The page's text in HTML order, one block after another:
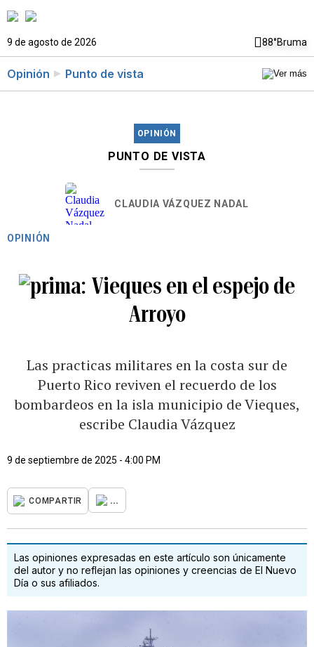
9 de agosto de 2026 88°Bruma
Opinión Punto de vista
OPINIÓN
PUNTO DE VISTA
CLAUDIA VÁZQUEZ NADAL
OPINIÓN
Vieques en el espejo de
Arroyo
Las practicas militares en la costa sur de
Puerto Rico reviven el recuerdo de los
bombardeos en la isla municipio de Vieques,
escribe Claudia Vázquez
9 de septiembre de 2025 - 4:00 PM
COMPARTIR ...
Las opiniones expresadas en este artículo son únicamente
del autor y no reflejan las opiniones y creencias de El Nuevo
Día o sus afiliados.